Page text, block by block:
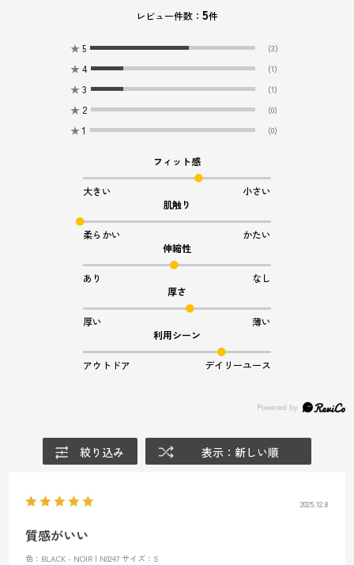
レビュー件数： 5件
★ 5 (3)
★ 4 (1)
★ 3 (1)
★ 2 (0)
★ 1 (0)
フィット感
大きい
小さい
肌触り
柔らかい
かたい
伸縮性
あり
なし
厚さ
厚い
薄い
利用シーン
アウトドア デイリーユース
絞り込み 表示：新しい順
2025.12.8
質感がいい
色：BLACK - NOIR | N0247 サイズ：S